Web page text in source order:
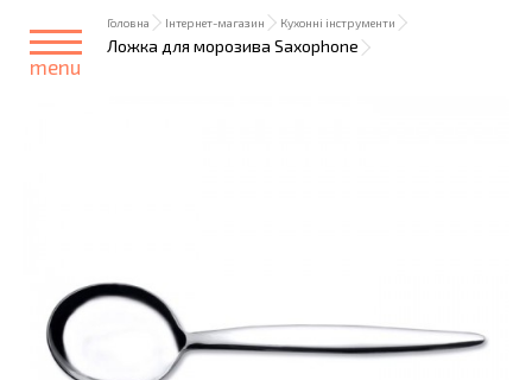
menu
Головна Інтернет-магазин Кухонні інструменти
Ложка для морозива Saxophone